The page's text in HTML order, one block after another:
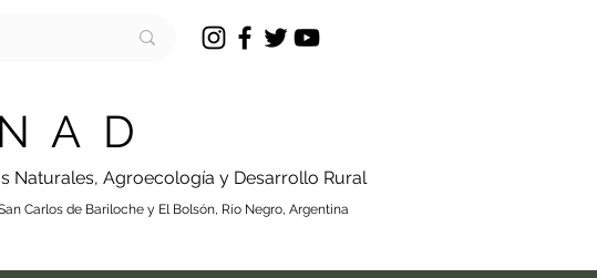
A D
Naturales, Agroecología y Desarrollo Rural
Carlos de Bariloche y El Bolsón, Río Negro, Argentina